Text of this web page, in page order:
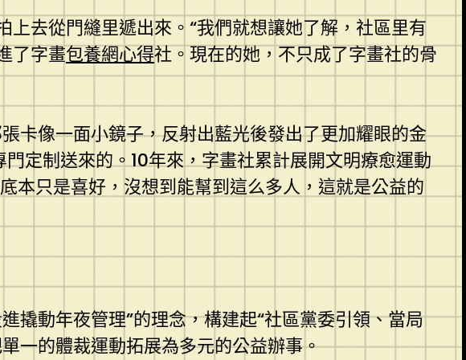
去從門縫里遞出來。“我們就想讓她了解，社區里有
了字畫包養網心得社。現在的她，不只成了字畫社的骨
卡像一面小鏡子，反射出藍光後發出了更加耀眼的金
定制送來的。10年來，字畫社累計展開文明療愈運動
本只是喜好，沒想到能幫到這么多人，這就是公益的
撬動年夜管理”的理念，構建起“社區黨委引領、當局
一的體裁運動拓展為多元的公益辦事。